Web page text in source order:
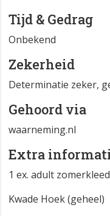
Tijd & Gedrag
Onbekend
Zekerheid
Determinatie zeker,
Gehoord via
waarneming.nl
Extra
1 ex. adult
Kwade Hoek (geheel)